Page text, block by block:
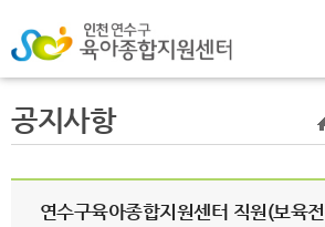
공지사항
연수구육아종합지원센터 직원(보육